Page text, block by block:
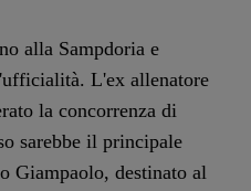
alla Sampdoria e
L'ex allenatore
la concorrenza di
sarebbe il principale
Giampaolo, destinato al